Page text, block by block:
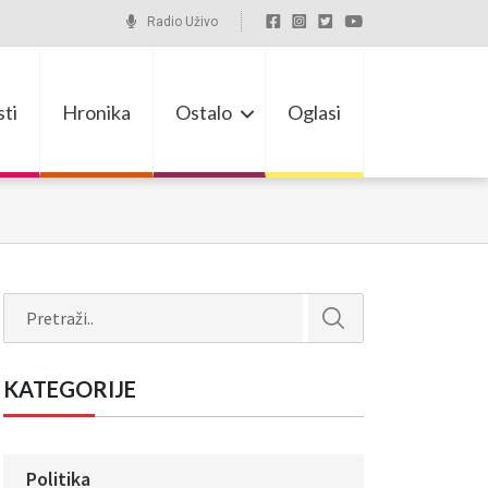
Radio Uživo
Hronika Ostalo Oglasi
KATEGORIJE
Politika